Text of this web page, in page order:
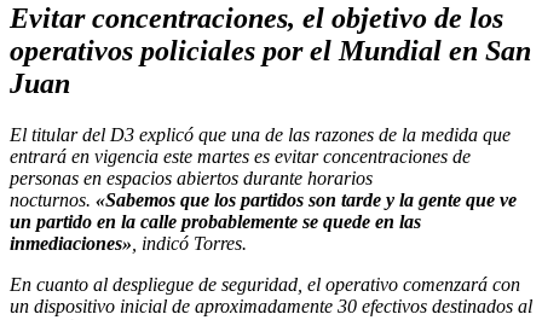
Evitar concentraciones, el objetivo de los
operativos policiales por el Mundial en San
Juan
El titular del D3 explicó que una de las razones de la medida que
entrará en vigencia este martes es evitar concentraciones de
personas en espacios abiertos durante horarios
nocturnos. «Sabemos que los partidos son tarde y la gente que ve
un partido en la calle probablemente se quede en las
inmediaciones» , indicó Torres.
En cuanto al despliegue de seguridad, el operativo comenzará con
un dispositivo inicial de aproximadamente 30 efectivos destinados al